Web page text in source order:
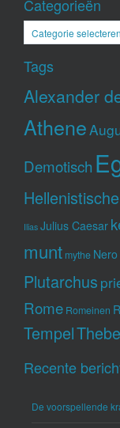
Categorieën
Categorieën
Tags
Alexander
Athene
Demotisch
Ilias Julius Caesar
munt mythe Nero
Plutarchus
Rome Romeinen
TempelThebe
Recente
De voorspellende